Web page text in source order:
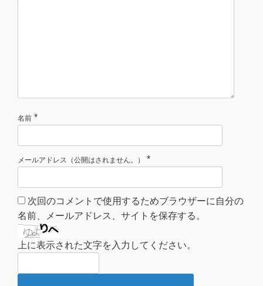
名前 *
メールアドレス（公開はされません。） *
次回のコメントで使用するためブラウザーに自分の
名前、メールアドレス、サイトを保存する。
上に表示された文字を入力してください。